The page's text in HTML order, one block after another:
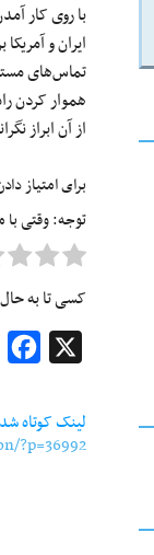
با روی کار
ایران و
تماس‌های
هموار کردن
از آن ابراز
برای امتیاز
توجه: وقتی با
کسی تا به حال
لینک کوتاه
?p=36992